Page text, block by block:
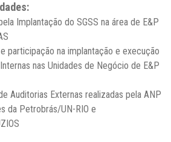
Implantação do SGSS na área de E&P
participação na implantação e execução
nas Unidades de Negócio de E&P
Auditorias Externas realizadas pela ANP
da Petrobrás/UN-RIO e